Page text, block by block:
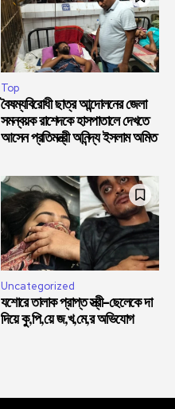
Top
বৈষম্যবিরোধী ছাত্র আন্দোলনের জেলা
সমন্বয়ক রাশেদকে হাসপাতালে দেখতে
আসেন প্রতিমন্ত্রী অনিন্দ্য ইসলাম অমিত
Uncategorized
যশোরে তালাক প্রাপ্ত স্ত্রী-ছেলেকে দা
দিয়ে কু,পি,য়ে জ,খ,মে,র অভিযোগ